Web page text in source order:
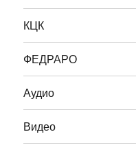
КЦК
ФЕДРАРО
Аудио
Видео